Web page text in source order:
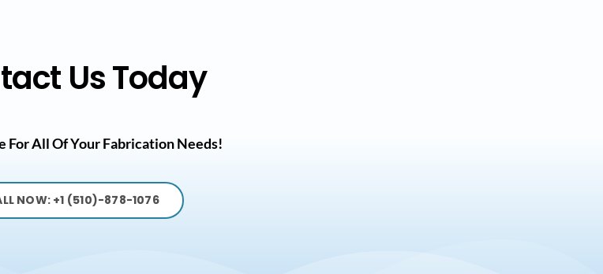
Us Today
For All Of Your Fabrication Needs!
NOW: +1 (510)-878-1076